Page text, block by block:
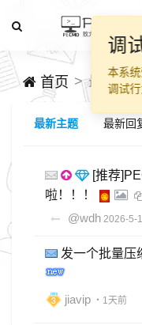
首页 最新主
最新主题 最新回
[推荐
啦！！！
@wdh 2026-5-
发一个批量压
jiavip ・1天前
调
本系
调试